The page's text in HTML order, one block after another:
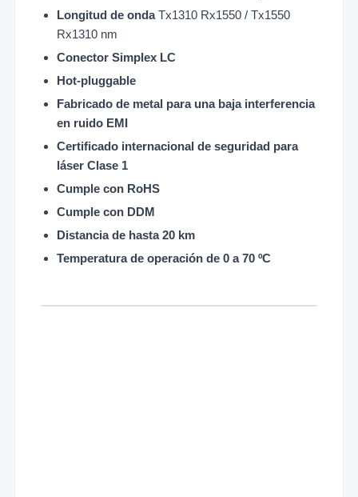
Longitud de ondaTx1310 Rx1550 / Tx1550
Rx1310 nm
Conector Simplex LC
Hot-pluggable
Fabricado de metal para una baja interferencia
en ruido EMI
Certificado internacional de seguridad para
láser Clase 1
Cumple con RoHS
Cumple con DDM
Distancia de hasta 20 km
Temperatura de operación de 0 a 70 ºC